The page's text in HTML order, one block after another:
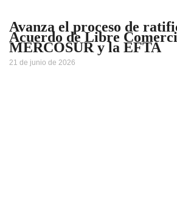
Avanza el proceso de
Acuerdo de Libre
MERCOSUR y la EFTA
21 de junio de 2026